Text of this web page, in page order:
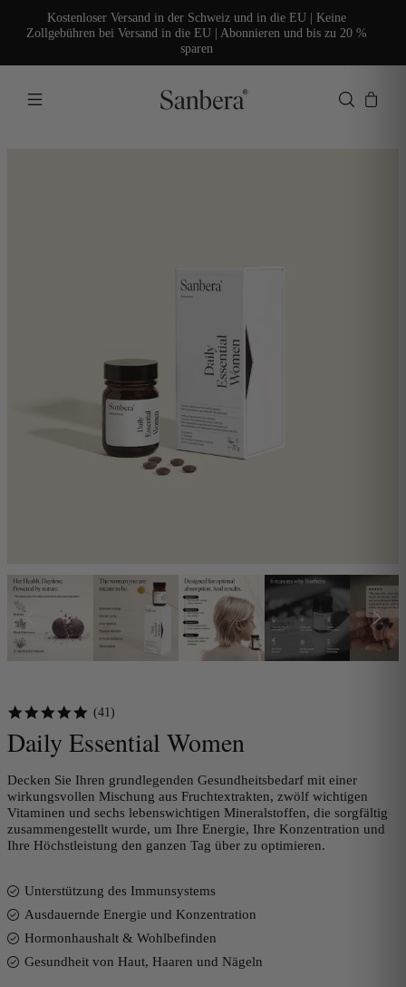
Kostenloser Versand in der Schweiz und in die EU | Keine
Zollgebühren bei Versand in die EU | Abonnieren und bis zu 20 %
sparen
5.0
rating
(41)
Daily Essential Women
Decken Sie Ihren grundlegenden Gesundheitsbedarf mit einer
wirkungsvollen Mischung aus Fruchtextrakten, zwölf wichtigen
Vitaminen und sechs lebenswichtigen Mineralstoffen, die sorgfältig
zusammengestellt wurde, um Ihre Energie, Ihre Konzentration und
Ihre Höchstleistung den ganzen Tag über zu optimieren.
Unterstützung des Immunsystems
Ausdauernde Energie und Konzentration
Hormonhaushalt & Wohlbefinden
Gesundheit von Haut, Haaren und Nägeln